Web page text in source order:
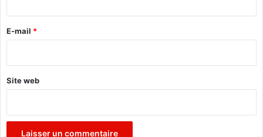
e
E-mail *
Site web